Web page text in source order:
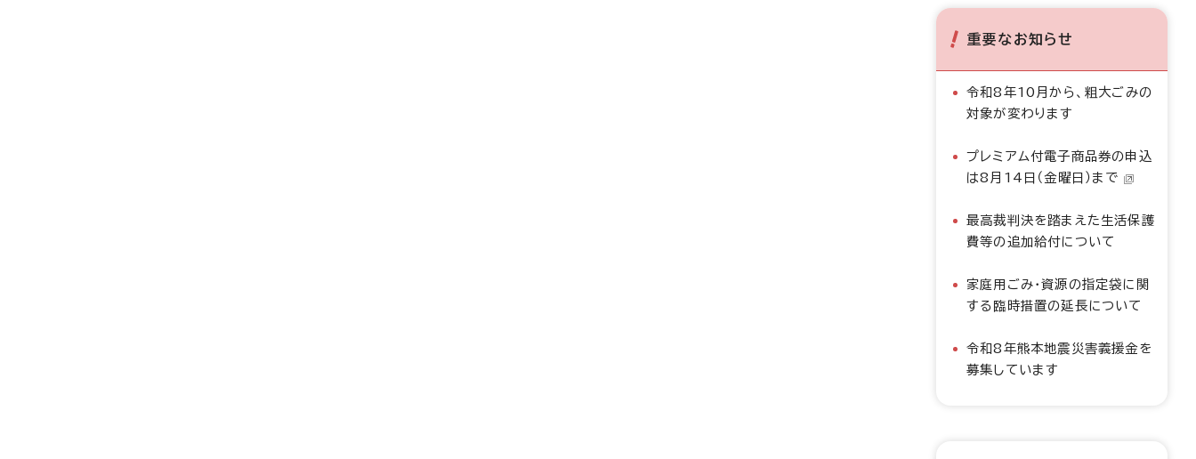
重要なお知らせ
令和8年10月から、粗大ごみの
対象が変わります
プレミアム付電子商品券の申込
は8月14日（金曜日）まで
最高裁判決を踏まえた生活保護
費等の追加給付について
家庭用ごみ・資源の指定袋に関
する臨時措置の延長について
令和8年熊本地震災害義援金を
募集しています